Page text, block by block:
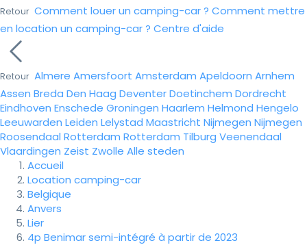
Retour Comment louer un camping-car ? Comment mettre
en location un camping-car ? Centre d'aide
Retour Almere Amersfoort Amsterdam Apeldoorn Arnhem
Assen Breda Den Haag DeventerDoetinchem Dordrecht
Eindhoven Enschede Groningen Haarlem Helmond Hengelo
Leeuwarden Leiden Lelystad Maastricht Nijmegen Nijmegen
Roosendaal Rotterdam Rotterdam Tilburg Veenendaal
Vlaardingen Zeist Zwolle Alle steden
Accueil
Location camping-car
Belgique
Anvers
Lier
4p Benimar semi-intégré à partir de 2023